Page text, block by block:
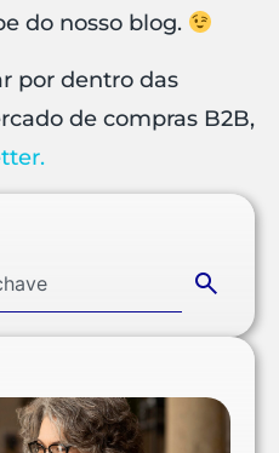
do nosso blog.
por dentro das
de compras B2B,